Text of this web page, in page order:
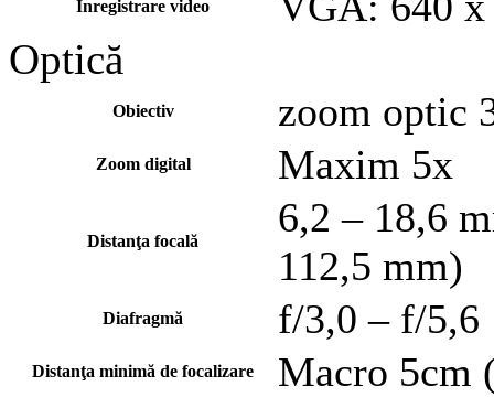
Înregistrare video
Optică
Obiectiv zoom optic
Zoom digital Maxim 5x
Distanţa focală
6,2 – 18,6
112,5 mm)
Diafragmă f/3,0 – f/5,6
Distanţa minimă de focalizare Macro 5cm